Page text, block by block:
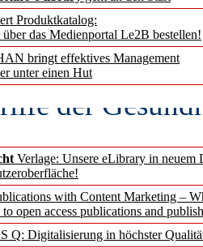
Produktkatalog:
das Medienportal Le2B bestellen!
bringt effektives Management
unter einen Hut
Verlage: Unsere eLibrary in neuem
with Content Marketing –
open access publications and
Q: Digitalisierung in höchster
Intelligenz
verstehen
der
erscheinen